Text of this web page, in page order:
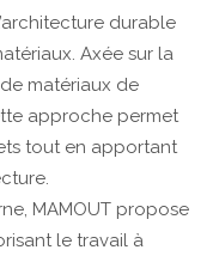
durable
Axée sur la
matériaux de
approche permet
tout en apportant
MAMOUT propose
le travail à